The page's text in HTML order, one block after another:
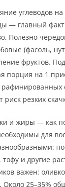
углеводов
— главный
Полезно
(фасоль,
фруктов.
порция на 1
риск резких
и жиры — как
для
тофу и другие
важен:
Около 25–35%